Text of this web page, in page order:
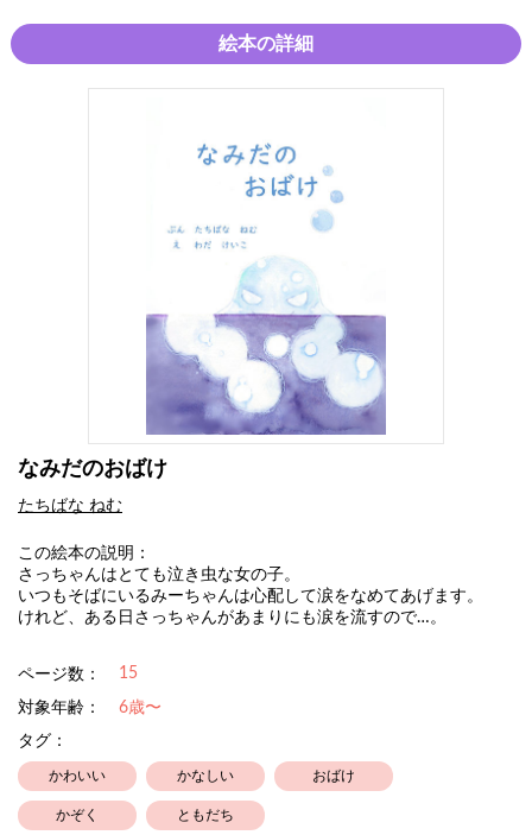
絵本の詳細
なみだのおばけ
たちばな ねむ
この絵本の説明：
さっちゃんはとても泣き虫な女の子。
いつもそばにいるみーちゃんは心配して涙をなめてあげます。
けれど、ある日さっちゃんがあまりにも涙を流すので…。
ページ数： 15
対象年齢：
6歳〜
タグ：
かわいい かなしい おばけ
かぞく ともだち